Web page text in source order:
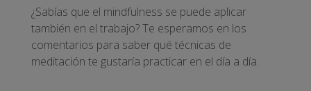
¿Sabías que el mindfulness se puede aplicar
también en el trabajo? Te esperamos en los
comentarios para saber qué técnicas de
meditación te gustaría practicar en el día a día.